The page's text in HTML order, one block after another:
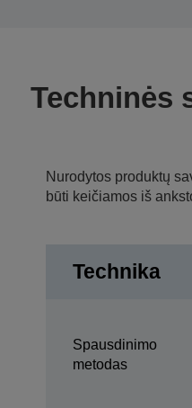
Techninės
Nurodytos produktų
būti keičiamos iš
Technika
Spausdinimo
metodas